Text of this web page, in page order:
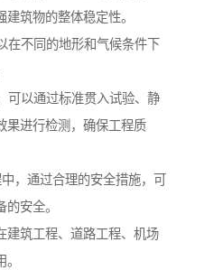
筑物的整体稳定性。
在不同的地形和气候条件下
可以通过标准贯入试验、静
果进行检测，确保工程质
，通过合理的安全措施，可
安全。
建筑工程、道路工程、机场